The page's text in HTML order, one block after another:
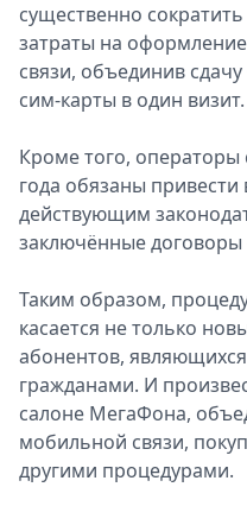
существенно
затраты на
связи, объединив
сим-карты в один визит.
Кроме того, операторы
года обязаны привести
действующим
заключённые договоры
Таким образом,
касается не только
абонентов,
гражданами. И
салоне МегаФона,
мобильной связи,
другими процедурами.